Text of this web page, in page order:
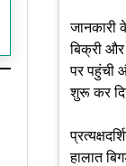
जानकारी
बिक्री
पर पहुंची
शुरू कर
हालात